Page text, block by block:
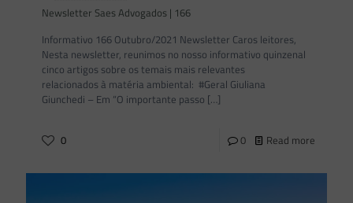
Newsletter Saes Advogados | 166
Informativo 166 Outubro/2021 Newsletter Caros leitores,
Nesta newsletter, reunimos no nosso informativo quinzenal
cinco artigos sobre os temais mais relevantes
relacionados à matéria ambiental: #Geral Giuliana
Giunchedi – Em “O importante passo […]
0 0 Read more